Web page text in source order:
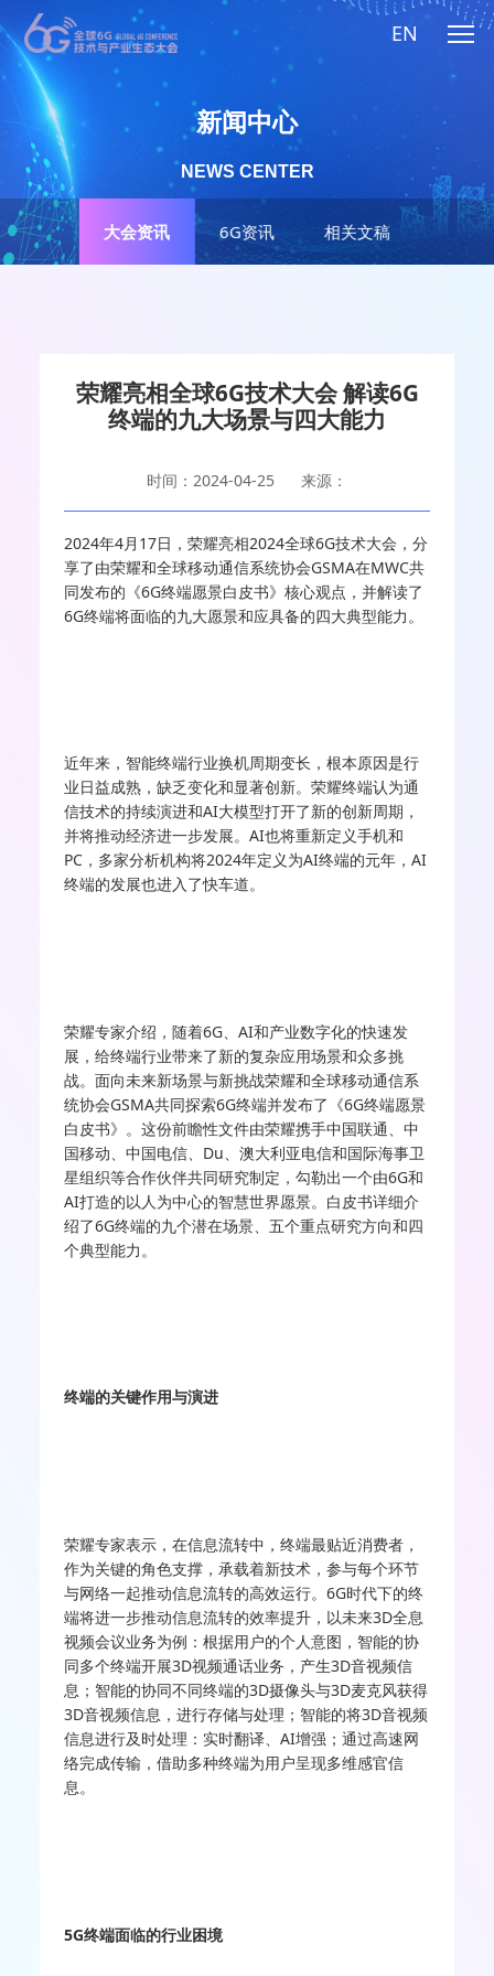
EN
大会资讯 6G资讯 相关文稿
新闻中心
NEWS CENTER
荣耀亮相全球6G技术大会 解读6G
终端的九大场景与四大能力
时间：2024-04-25 来源：
2024年4月17日，荣耀亮相2024全球6G技术大会，分
享了由荣耀和全球移动通信系统协会GSMA在MWC共
同发布的《6G终端愿景白皮书》核心观点，并解读了
6G终端将面临的九大愿景和应具备的四大典型能力。
近年来，智能终端行业换机周期变长，根本原因是行
业日益成熟，缺乏变化和显著创新。荣耀终端认为通
信技术的持续演进和AI大模型打开了新的创新周期，
并将推动经济进一步发展。AI也将重新定义手机和
PC，多家分析机构将2024年定义为AI终端的元年，AI
终端的发展也进入了快车道。
荣耀专家介绍，随着6G、AI和产业数字化的快速发
展，给终端行业带来了新的复杂应用场景和众多挑
战。面向未来新场景与新挑战荣耀和全球移动通信系
统协会GSMA共同探索6G终端并发布了《6G终端愿景
白皮书》。这份前瞻性文件由荣耀携手中国联通、中
国移动、中国电信、Du、澳大利亚电信和国际海事卫
星组织等合作伙伴共同研究制定，勾勒出一个由6G和
AI打造的以人为中心的智慧世界愿景。白皮书详细介
绍了6G终端的九个潜在场景、五个重点研究方向和四
个典型能力。
终端的关键作用与演进
荣耀专家表示，在信息流转中，终端最贴近消费者，
作为关键的角色支撑，承载着新技术，参与每个环节
与网络一起推动信息流转的高效运行。6G时代下的终
端将进一步推动信息流转的效率提升，以未来3D全息
视频会议业务为例：根据用户的个人意图，智能的协
同多个终端开展3D视频通话业务，产生3D音视频信
息；智能的协同不同终端的3D摄像头与3D麦克风获得
3D音视频信息，进行存储与处理；智能的将3D音视频
信息进行及时处理：实时翻译、AI增强；通过高速网
络完成传输，借助多种终端为用户呈现多维感官信
息。
5G终端面临的行业困境